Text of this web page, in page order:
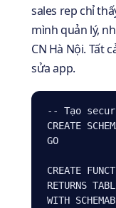
sales rep chỉ
mình quản lý,
CN Hà Nội. Tất
sửa app.
-- Tạo
CREATE
GO
CREATE
RETURNS
WITH